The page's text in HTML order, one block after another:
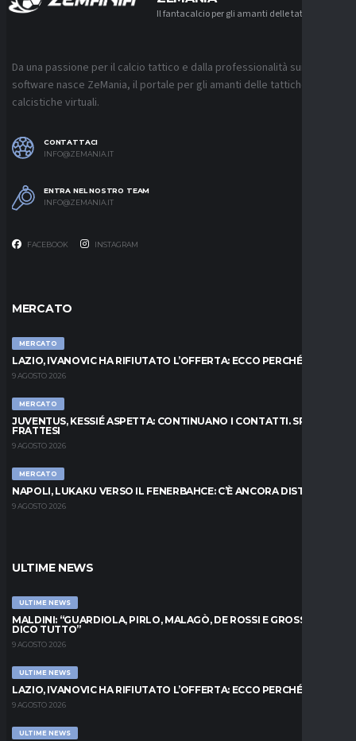
Il fantacalcio per gli amanti delle tattiche
Da una passione per il calcio tattico e dalla professionalità sui
software nasce ZeMania, il portale per gli amanti delle tattiche
calcistiche virtuali.
CONTATTACI
INFO@ZEMANIA.IT
ENTRA NEL NOSTRO TEAM
INFO@ZEMANIA.IT
FACEBOOK INSTAGRAM
MERCATO
MERCATO
LAZIO, IVANOVIC HA RIFIUTATO L’OFFERTA: ECCO PERCHÉ
9 AGOSTO 2026
MERCATO
JUVENTUS, KESSIÉ ASPETTA: CONTINUANO I CONTATTI. SPUNTA
FRATTESI
9 AGOSTO 2026
MERCATO
NAPOLI, LUKAKU VERSO IL FENERBAHCE: C’È ANCORA DISTANZA
9 AGOSTO 2026
ULTIME NEWS
ULTIME NEWS
MALDINI: “GUARDIOLA, PIRLO, MALAGÒ, DE ROSSI E GROSSO: VI
DICO TUTTO”
9 AGOSTO 2026
ULTIME NEWS
LAZIO, IVANOVIC HA RIFIUTATO L’OFFERTA: ECCO PERCHÉ
9 AGOSTO 2026
ULTIME NEWS